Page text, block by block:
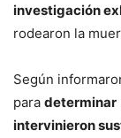
investigación
rodearon la
Según
para determinar
intervinieron